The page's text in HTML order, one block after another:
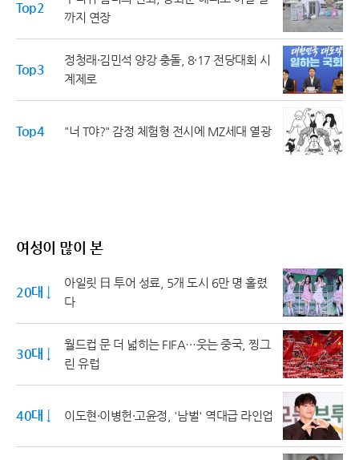
Top2
까지 연장
Top3
정청래·김민석 양강 충돌, 8·17 전당대회 시
계제로
Top4 "너 T야?" 감정 체험형 전시에 MZ세대 열광
여성이 많이 본
20대 ↓
아일릿 日 투어 성료, 5개 도시 6만 명 홀렸
다
30대 ↓
월드컵 문 더 넓히는 FIFA…웃는 중국, 찡그
린 유럽
40대 ↓ 이도현·이병헌·고윤정, '남벌' 역대급 라인업